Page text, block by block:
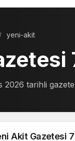
yeni-akit
2026 tarihli
Akit Gazetesi